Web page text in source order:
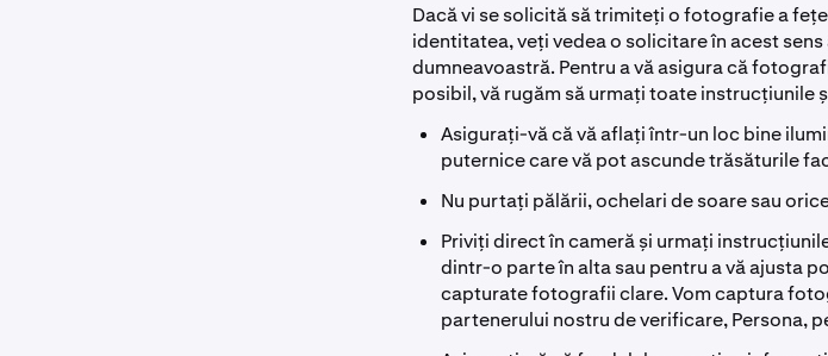
Dacă vi se solicită să trimiteți o fotografie a
identitatea, veți vedea o solicitare în acest
dumneavoastră. Pentru a vă asigura că
posibil, vă rugăm să urmați toate instrucțiunile
Asigurați-vă că vă aflați într-un loc bine
puternice care vă pot ascunde trăsăturile
Nu purtați pălării, ochelari de soare sau
Priviți direct în cameră și urmați
dintr-o parte în alta sau pentru a vă ajusta
capturate fotografii clare. Vom captura
partenerului nostru de verificare, Persona,